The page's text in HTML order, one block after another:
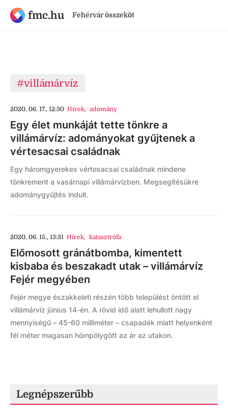
fmc.hu Fehérvár összeköt
#villámárvíz
2020. 06. 17., 12:30 Hírek, adomány
Egy élet munkáját tette tönkre a
villámárvíz: adományokat gyűjtenek a
vértesacsai családnak
Egy háromgyerekes vértesacsai családnak mindene
tönkrement a vasárnapi villámárvízben. Megsegítésükre
adománygyűjtés indult.
2020. 06. 15., 13:31 Hírek, katasztrófa
Előmosott gránátbomba, kimentett
kisbaba és beszakadt utak – villámárvíz
Fejér megyében
Fejér megye északkeleti részén több települést öntött el
villámárvíz június 14-én. A rövid idő alatt lehullott nagy
mennyiségű – 45-60 milliméter – csapadék miatt helyenként
fél méter magasan hömpölygött az ár az utakon.
Legnépszerűbb